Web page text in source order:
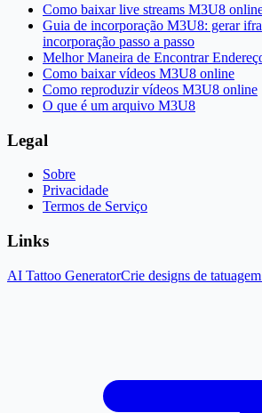
Como baixar live streams M3U8
Guia de incorporação M3U8: gerar
incorporação passo a passo
Melhor Maneira de Encontrar
Como baixar vídeos M3U8 online
Como reproduzir vídeos M3U8 online
O que é um arquivo M3U8
Legal
Sobre
Privacidade
Termos de Serviço
Links
AI Tattoo GeneratorCrie designs de